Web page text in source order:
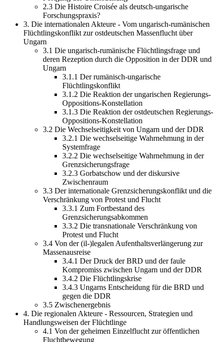
2.3 Die Histoire Croisée als deutsch-ungarische
Forschungspraxis?
3. Die internationalen Akteure - Vom ungarisch-rumänischen
Flüchtlingskonflikt zur ostdeutschen Massenflucht über
Ungarn
3.1 Die ungarisch-rumänische Flüchtlingsfrage und
deren Rezeption durch die Opposition in der DDR und
Ungarn
3.1.1 Der rumänisch-ungarische
Flüchtlingskonflikt
3.1.2 Die Reaktion der ungarischen Regierungs-
Oppositions-Konstellation
3.1.3 Die Reaktion der ostdeutschen Regierungs-
Oppositions-Konstellation
3.2 Die Wechselseitigkeit von Ungarn und der DDR
3.2.1 Die wechselseitige Wahrnehmung in der
Systemfrage
3.2.2 Die wechselseitige Wahrnehmung in der
Grenzsicherungsfrage
3.2.3 Gorbatschow und der diskursive
Zwischenraum
3.3 Der internationale Grenzsicherungskonflikt und die
Verschränkung von Protest und Flucht
3.3.1 Zum Fortbestand des
Grenzsicherungsabkommen
3.3.2 Die transnationale Verschränkung von
Protest und Flucht
3.4 Von der (il-)legalen Aufenthaltsverlängerung zur
Massenausreise
3.4.1 Der Druck der BRD und der faule
Kompromiss zwischen Ungarn und der DDR
3.4.2 Die Flüchtlingskrise
3.4.3 Ungarns Entscheidung für die BRD und
gegen die DDR
3.5 Zwischenergebnis
4. Die regionalen Akteure - Ressourcen, Strategien und
Handlungsweisen der Flüchtlinge
4.1 Von der geheimen Einzelflucht zur öffentlichen
Fluchtbewegung